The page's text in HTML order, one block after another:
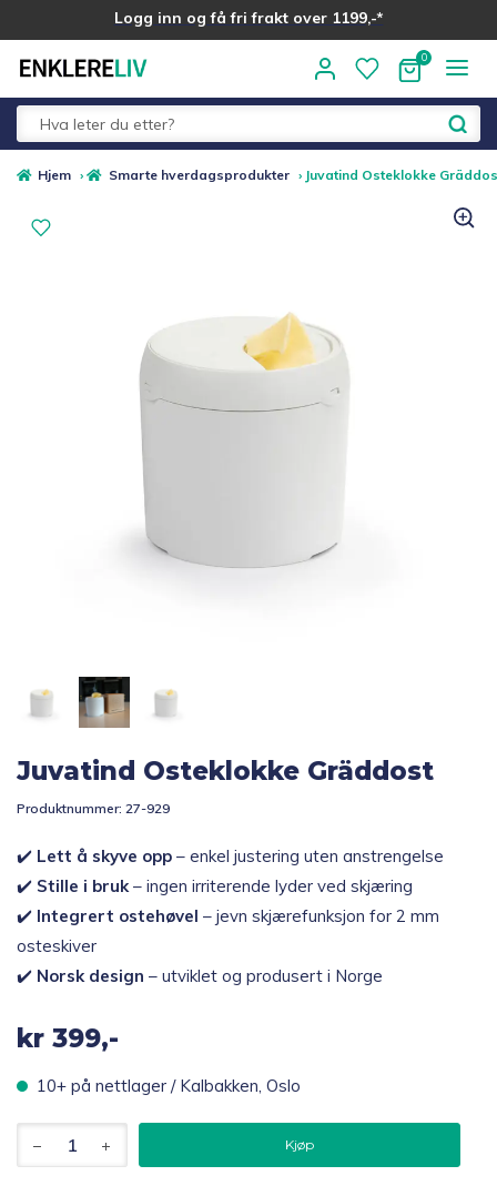
Logg inn og få fri frakt over 1199,-*
Alle kategorier
Fold
Medlemstilbud
Gavetips
Hjem › Smarte hverdagsprodukter › Juvatind Osteklokke
Juvatind Osteklokke Gräddost
Produktnummer: 27-929
✔️ Lett å skyve opp – enkel justering uten anstrengelse
✔️ Stille i bruk– ingen irriterende lyder ved skjæring
✔️ Integrert ostehøvel – jevn skjærefunksjon for 2 mm
osteskiver
✔️ Norsk design – utviklet og produsert i Norge
kr 399,-
10+ på nettlager / Kalbakken, Oslo
Osteklokke
Gräddost
Kjøp